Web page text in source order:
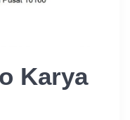
Karya